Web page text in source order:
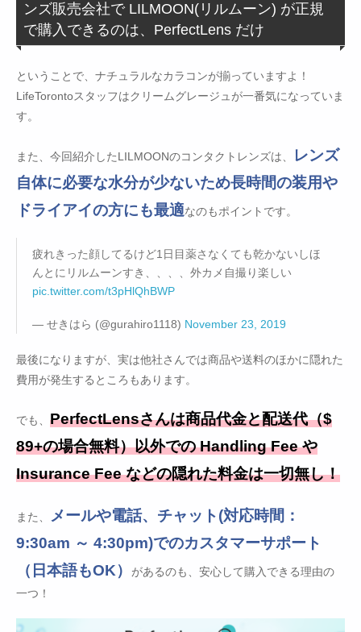
ンズ販売会社で LILMOON(リルムーン) が正規
で購入できるのは、PerfectLens だけ
ということで、ナチュラルなカラコンが揃っていますよ！
LifeTorontoスタッフはクリームグレージュが一番気になっていま
す。
また、今回紹介したLILMOONのコンタクトレンズは、
レンズ
自体に必要な水分が少ないため長時間の装用や
ドライアイの方にも最適なのもポイントです。
疲れきった顔してるけど1日目薬さなくても乾かないしほ
んとにリルムーンすき、、、、外カメ自撮り楽しい
pic.twitter.com/t3pHlQhBWP
— せきはら (@gurahiro1118) November 23, 2019
最後になりますが、実は他社さんでは商品や送料のほかに隠れた
費用が発生するところもあります。
でも、 PerfectLensさんは商品代金と配送代（$
89+の場合無料）以外での Handling Fee や
Insurance Fee などの隠れた料金は一切無し！
また、
メールや電話、チャット(対応時間：
9:30am ～ 4:30pm)でのカスタマーサポート
（日本語もOK）
があるのも、安心して購入できる理由の
一つ！